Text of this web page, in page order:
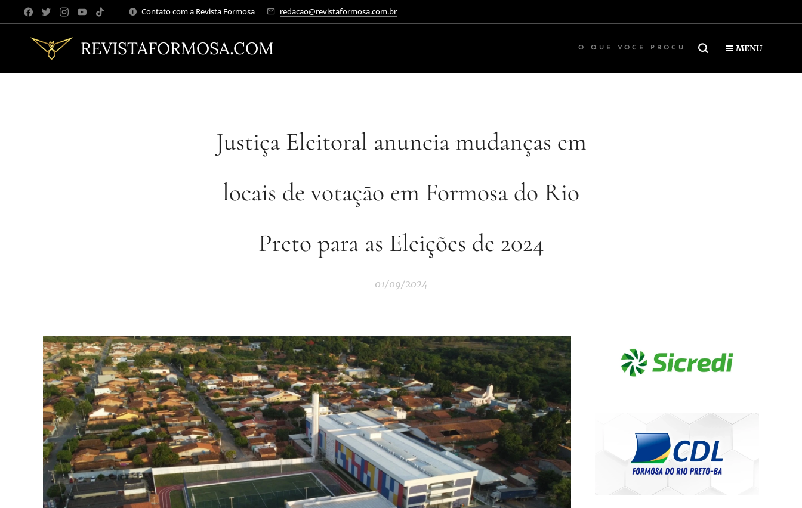
Contato com a Revista Formosa redacao@revistaformosa.com.br
REVISTAFORMOSA.COM MENU
Justiça Eleitoral anuncia mudanças em
locais de votação em Formosa do Rio
Preto para as Eleições de 2024
01/09/2024